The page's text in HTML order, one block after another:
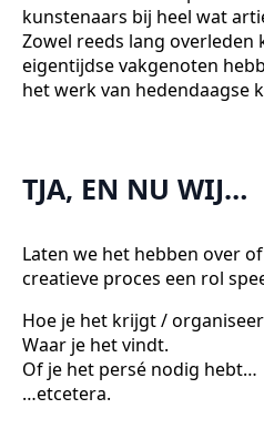
kunstenaars bij heel wat
Zowel reeds lang overleden
eigentijdse vakgenoten
het werk van hedendaagse
TJA, EN NU WIJ…
Laten we het hebben over
creatieve proces een rol
Hoe je het krijgt /
Waar je het vindt.
Of je het persé nodig hebt…
…etcetera.